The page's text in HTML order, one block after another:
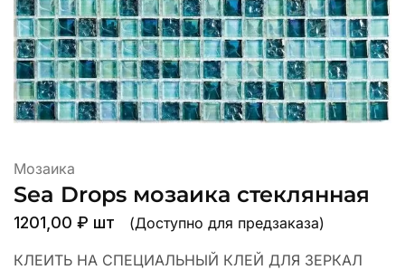
Мозаика
Sea Drops мозаика стеклянная
1201,00 ₽ шт (Доступно для предзаказа)
КЛЕИТЬ НА СПЕЦИАЛЬНЫЙ КЛЕЙ ДЛЯ ЗЕРКАЛ